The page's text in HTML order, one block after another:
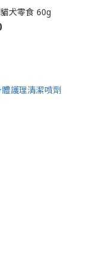
犬零食 60g